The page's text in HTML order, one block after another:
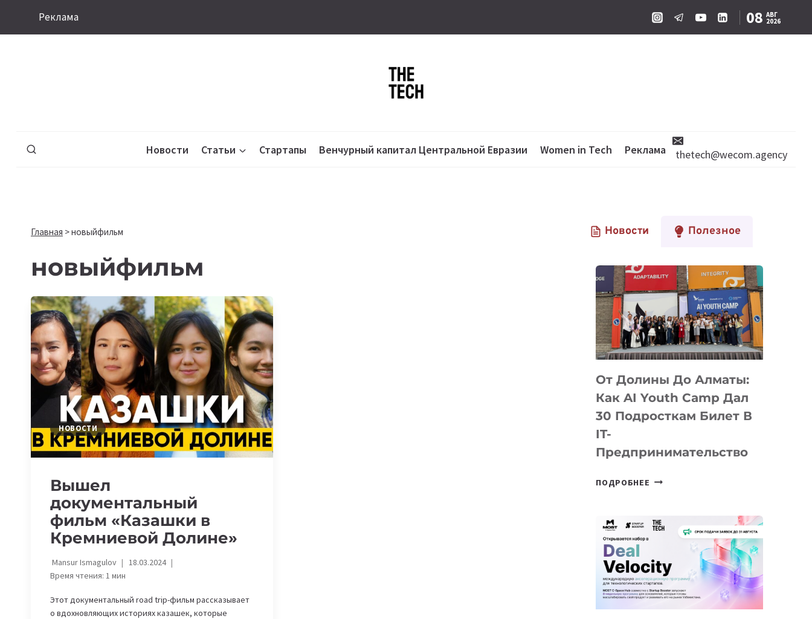
Реклама 08 АВГ
2026
Новости Статьи Стартапы Венчурный капитал Центральной Евразии Women in Tech Реклама thetech@wecom.agency
Главная >новыйфильм
новыйфильм
НОВОСТИ
Вышел
документальный
фильм «Казашки в
Кремниевой Долине»
Mansur Ismagulov
18.03.2024
Время чтения: 1 мин
Этот документальный road trip-фильм рассказывает
о вдохновляющих историях казашек, которые
Новости Полезное
От Долины До Алматы:
Как AI Youth Camp Дал
30 Подросткам Билет В
IT-
Предпринимательство
ПОДРОБНЕЕ ОТ
АЛМАТЫ:
YOUTH
CAMP
ДАЛ